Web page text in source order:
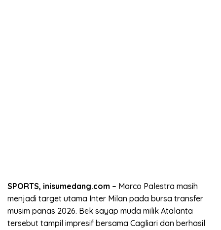
SPORTS, inisumedang.com – Marco Palestra masih
menjadi target utama Inter Milan pada bursa transfer
musim panas 2026. Bek sayap muda milik Atalanta
tersebut tampil impresif bersama Cagliari dan berhasil